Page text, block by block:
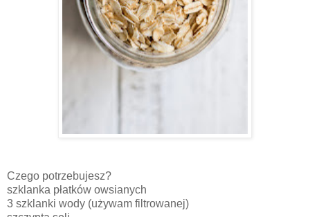
Czego potrzebujesz?
szklanka płatków owsianych
3 szklanki wody (używam filtrowanej)